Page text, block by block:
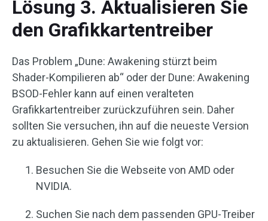
Lösung 3. Aktualisieren Sie
den Grafikkartentreiber
Das Problem „Dune: Awakening stürzt beim
Shader-Kompilieren ab“ oder der Dune: Awakening
BSOD-Fehler kann auf einen veralteten
Grafikkartentreiber zurückzuführen sein. Daher
sollten Sie versuchen, ihn auf die neueste Version
zu aktualisieren. Gehen Sie wie folgt vor:
Besuchen Sie die Webseite von AMD oder
NVIDIA.
Suchen Sie nach dem passenden GPU-Treiber